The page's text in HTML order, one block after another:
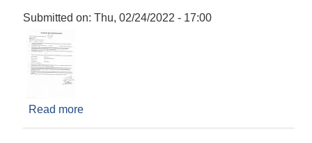
Submitted on: Thu, 02/24/2022 - 17:00
Read more